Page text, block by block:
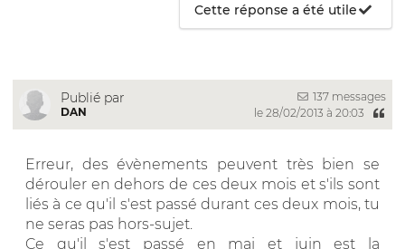
Cette réponse a été utile
Publié par
DAN
137 messages
le 28/02/2013 à 20:03
Erreur, des évènements peuvent très bien se
dérouler en dehors de ces deux mois et s'ils sont
liés à ce qu'il s'est passé durant ces deux mois, tu
ne seras pas hors-sujet.
Ce qu'il s'est passé en mai et juin est la